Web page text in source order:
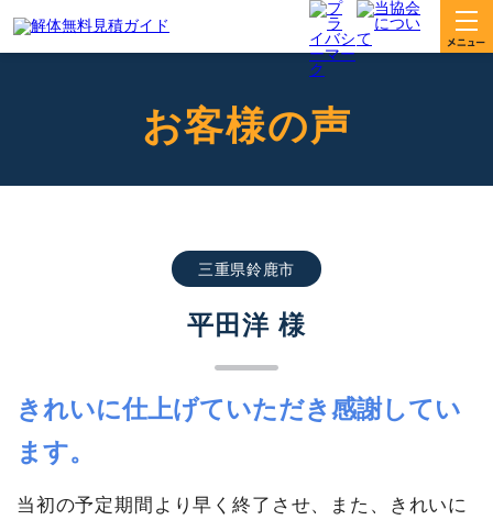
お客様の声
三重県鈴鹿市
平田洋 様
きれいに仕上げていただき感謝してい
ます。
当初の予定期間より早く終了させ、また、きれいに